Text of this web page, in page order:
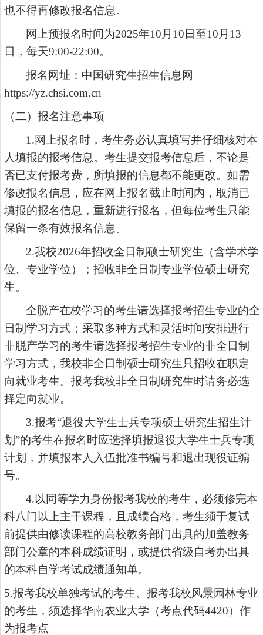
也不得再修改报名信息。
网上预报名时间为2025年10月 10 日至10月13
日，每天9:00-22:00。
报名网址： 中国研究生招生信息网
https://yz.chsi.com.cn
（二）报名注意事项
1.网上报名时，考生务必认真填写并仔细核对本
人填报的报考信息。考生提交报考信息后，不论是
否已支付报考费，所填报的信息都不能更改。如需
修改报名信息，应在网上报名截止时间内，取消已
填报的报名信息，重新进行报名，但每位考生只能
保留一条有效报名信息。
2.我校2026年招收全日制硕士研究生（含学术学
位、专业学位）；招收非全日制专业学位硕士研究
生。
全脱产在校学习的考生请选择报考招生专业的全
日制学习方式；采取多种方式和灵活时间安排进行
非脱产学习的考生请选择报考招生专业的非全日制
学习方式，我校非全日制硕士研究生只招收在职定
向就业考生。报考我校非全日制研究生时请务必选
择定向就业。
3.报考“退役大学生士兵专项硕士研究生招生计
划”的考生在报名时应选择填报退役大学生士兵专项
计划，并填报本人入伍批准书编号和退出现役证编
号。
4.以同等学力身份报考我校的考生，必须修完本
科八门以上主干课程，且成绩合格，考生须于复试
前提供由修读课程的高校教务部门出具的加盖教务
部门公章的本科成绩证明，或提供省级自考办出具
的本科自学考试成绩通知单。
5.报考我校单独考试的考生、报考我校风景园林专业
的考生，须选择华南农业大学（考点代码4420）作
为报考点。